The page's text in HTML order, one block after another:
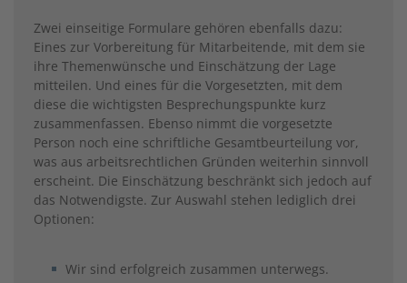
Zwei einseitige Formulare gehören ebenfalls dazu:
Eines zur Vorbereitung für Mitarbeitende, mit dem sie
ihre Themenwünsche und Einschätzung der Lage
mitteilen. Und eines für die Vorgesetzten, mit dem
diese die wichtigsten Besprechungspunkte kurz
zusammenfassen. Ebenso nimmt die vorgesetzte
Person noch eine schriftliche Gesamtbeurteilung vor,
was aus arbeitsrechtlichen Gründen weiterhin sinnvoll
erscheint. Die Einschätzung beschränkt sich jedoch auf
das Notwendigste. Zur Auswahl stehen lediglich drei
Optionen:
Wir sind erfolgreich zusammen unterwegs.